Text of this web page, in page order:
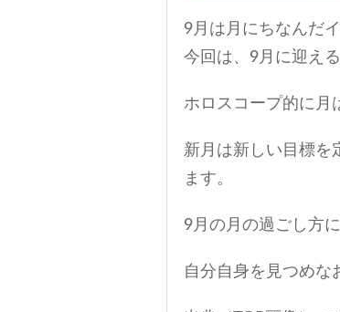
9月は月にちなんだ
今回は、9月に迎える
ホロスコープ的に月
新月は新しい目標を
ます。
9月の月の過ごし方
自分自身を見つめな